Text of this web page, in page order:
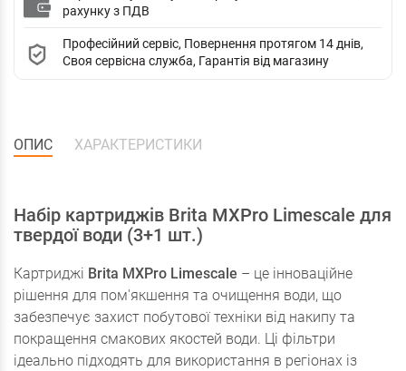
рахунку з ПДВ
Професійний сервіс, Повернення протягом 14 днів,
Своя сервісна служба, Гарантія від магазину
ОПИС ХАРАКТЕРИСТИКИ
Набір картриджів Brita MXPro Limescale для
твердої води (3+1 шт.)
Картриджі Brita MXPro Limescale – це інноваційне
рішення для пом'якшення та очищення води, що
забезпечує захист побутової техніки від накипу та
покращення смакових якостей води. Ці фільтри
ідеально підходять для використання в регіонах із